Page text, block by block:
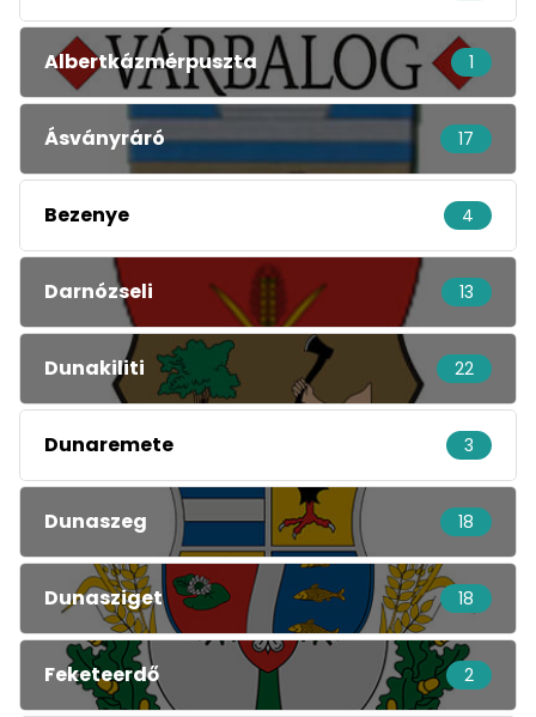
Albertkázmérpuszta 1
Ásványráró 17
Bezenye 4
Darnózseli 13
Dunakiliti 22
Dunaremete 3
Dunaszeg 18
Dunasziget 18
Feketeerdő 2